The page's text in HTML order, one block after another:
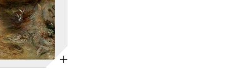
Powiększ